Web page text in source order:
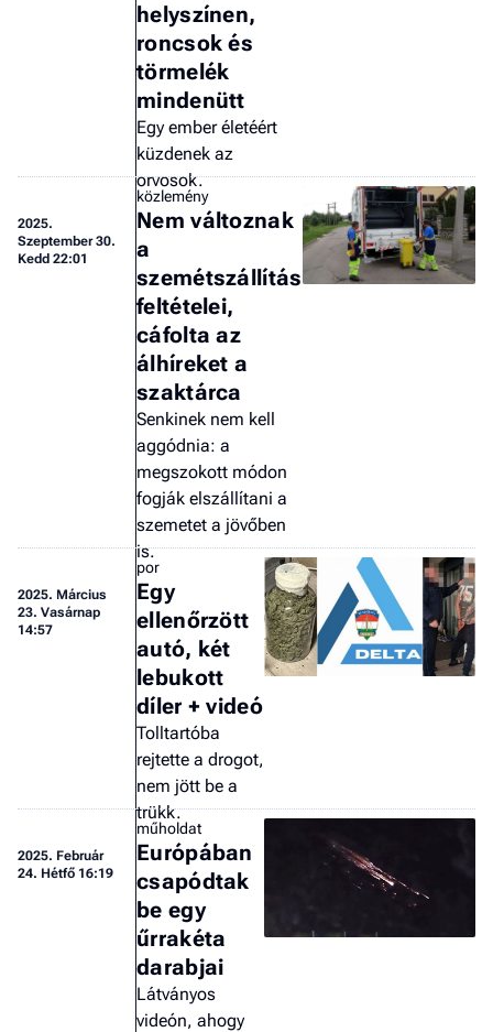
helyszínen,
roncsok és
törmelék
mindenütt
Egy ember életéért
küzdenek az
orvosok.
2025.
Szeptember 30.
Kedd 22:01
közlemény
Nem változnak
a
szemétszállítás
feltételei,
cáfolta az
álhíreket a
szaktárca
Senkinek nem kell
aggódnia: a
megszokott módon
fogják elszállítani a
szemetet a jövőben
is.
2025. Március
23. Vasárnap
14:57
por
Egy
ellenőrzött
autó, két
lebukott
díler + videó
Tolltartóba
rejtette a drogot,
nem jött be a
trükk.
2025. Február
24. Hétfő 16:19
műholdat
Európában
csapódtak
be egy
űrrakéta
darabjai
Látványos
videón, ahogy